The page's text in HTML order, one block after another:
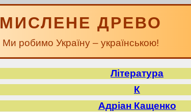
МИСЛЕНЕ ДРЕВО
Ми робимо Україну – українською!
Література
К
Адріан Кащенко